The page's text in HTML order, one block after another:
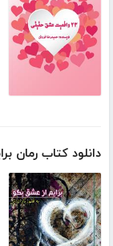
دانلود کتاب رمان